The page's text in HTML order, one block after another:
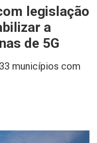
legislação
a
de 5G
municípios com